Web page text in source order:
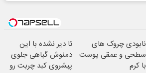
نابودی چروک های
سطحی و عمقی پوست
با کرم
تا دیر نشده با این
دمنوش گیاهی جلوی
پیشروی کبد چربت رو